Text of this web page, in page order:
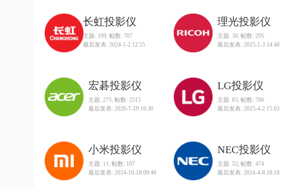
长虹投影仪
主题: 109, 帖数: 707
最后发表: 2024-1-2 12:55
理光投影仪
主题: 30, 帖数: 295
最后发表: 2025-1-3 14:40
宏碁投影仪
主题: 275, 帖数: 2513
最后发表: 2026-7-19 16:30
LG投影仪
主题: 83, 帖数: 706
最后发表: 2025-4-2 15:03
小米投影仪
主题: 11, 帖数: 107
最后发表: 2024-10-18 09:40
NEC投影仪
主题: 53, 帖数: 474
最后发表: 2024-4-8 18:18